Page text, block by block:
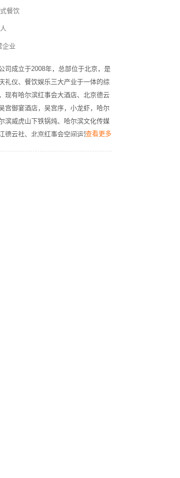
餐饮
企业
司成立于2008年，总部位于北京，是
礼仪、餐饮娱乐三大产业于一体的综
现有哈尔滨红事会大酒店、北京德云
宫御宴酒店，吴宫序，小龙虾，哈尔
滨威虎山下铁锅炖、哈尔滨文化传媒
德云社、北京红事会空间运营设计研
查看更多